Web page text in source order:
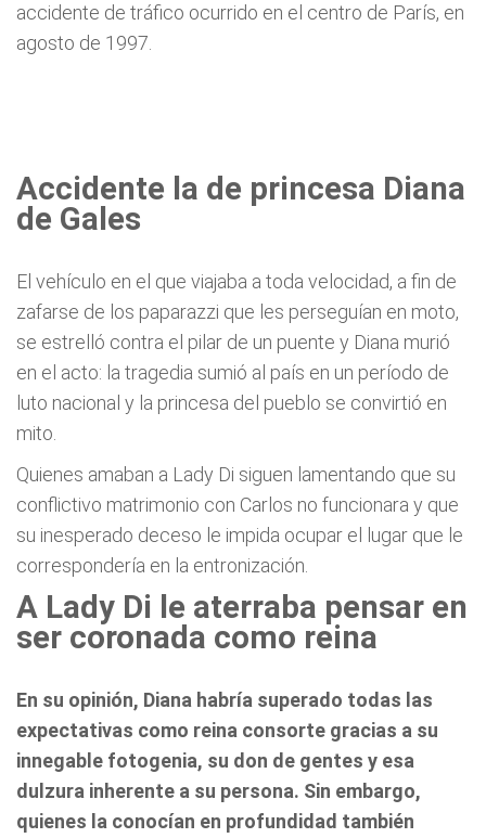
accidente de tráfico ocurrido en el centro de París, en
agosto de 1997.
Accidente la de princesa Diana
de Gales
El vehículo en el que viajaba a toda velocidad, a fin de
zafarse de los paparazzi que les perseguían en moto,
se estrelló contra el pilar de un puente y Diana murió
en el acto: la tragedia sumió al país en un período de
luto nacional y la princesa del pueblo se convirtió en
mito.
Quienes amaban a Lady Di siguen lamentando que su
conflictivo matrimonio con Carlos no funcionara y que
su inesperado deceso le impida ocupar el lugar que le
correspondería en la entronización.
A Lady Di le aterraba pensar en
ser coronada como reina
En su opinión, Diana habría superado todas las
expectativas como reina consorte gracias a su
innegable fotogenia, su don de gentes y esa
dulzura inherente a su persona. Sin embargo,
quienes la conocían en profundidad también